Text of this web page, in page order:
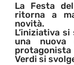
La Festa
ritorna a
novità.
L’iniziativa
una nuova
Verdi si